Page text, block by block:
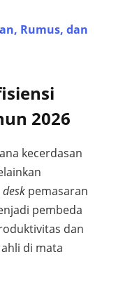
Rumus, dan
2026
kecerdasan
pemasaran
pembeda
dan
di mata